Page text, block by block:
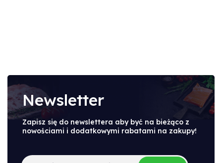
Newsletter
Zapisz się do newslettera aby być na bieżąco z
nowościami i dodatkowymi rabatami na zakupy!